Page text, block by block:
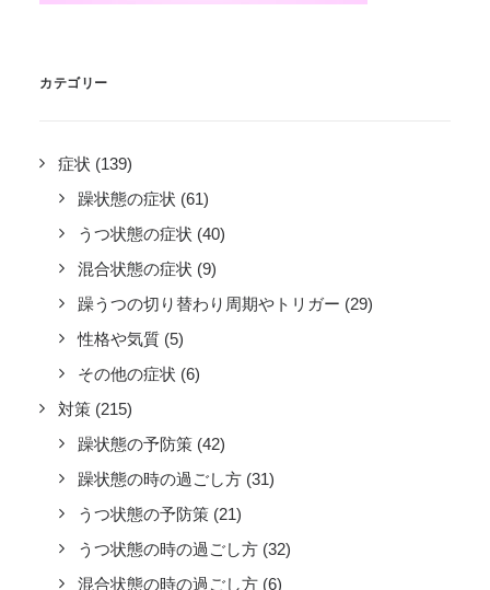
カテゴリー
症状 (139)
躁状態の症状 (61)
うつ状態の症状 (40)
混合状態の症状 (9)
躁うつの切り替わり周期やトリガー (29)
性格や気質 (5)
その他の症状 (6)
対策 (215)
躁状態の予防策 (42)
躁状態の時の過ごし方 (31)
うつ状態の予防策 (21)
うつ状態の時の過ごし方 (32)
混合状態の時の過ごし方 (6)